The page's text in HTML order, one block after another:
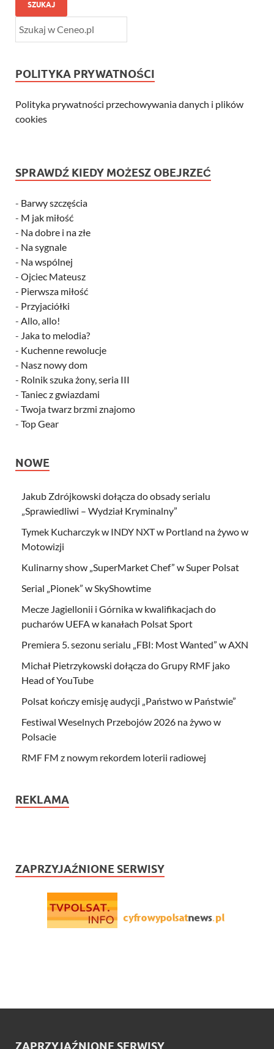
SZUKAJ
POLITYKA PRYWATNOŚCI
Polityka prywatności przechowywania danych i plików
cookies
SPRAWDŹ KIEDY MOŻESZ OBEJRZEĆ
- Barwy szczęścia
- M jak miłość
- Na dobre i na złe
- Na sygnale
- Na wspólnej
- Ojciec Mateusz
- Pierwsza miłość
- Przyjaciółki
- Allo, allo!
- Jaka to melodia?
- Kuchenne rewolucje
- Nasz nowy dom
- Rolnik szuka żony, seria III
- Taniec z gwiazdami
- Twoja twarz brzmi znajomo
- Top Gear
NOWE
Jakub Zdrójkowski dołącza do obsady serialu
„Sprawiedliwi – Wydział Kryminalny”
Tymek Kucharczyk w INDY NXT w Portland na żywo w
Motowizji
Kulinarny show „SuperMarket Chef” w Super Polsat
Serial „Pionek” w SkyShowtime
Mecze Jagiellonii i Górnika w kwalifikacjach do
pucharów UEFA w kanałach Polsat Sport
Premiera 5. sezonu serialu „FBI: Most Wanted” w AXN
Michał Pietrzykowski dołącza do Grupy RMF jako
Head of YouTube
Polsat kończy emisję audycji „Państwo w Państwie”
Festiwal Weselnych Przebojów 2026 na żywo w
Polsacie
RMF FM z nowym rekordem loterii radiowej
REKLAMA
ZAPRZYJAŹNIONE SERWISY
ZAPRZYJAŹNIONE SERWISY